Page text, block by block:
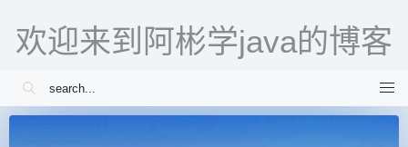
欢迎来到阿彬学java的博客